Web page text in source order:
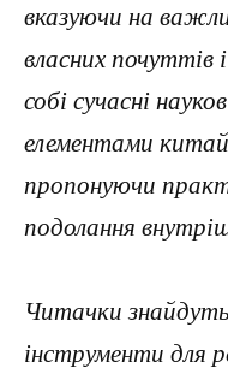
вказуючи на
власних почуттів
собі сучасні
елементами
пропонуючи
подолання
Читачки
інструменти для